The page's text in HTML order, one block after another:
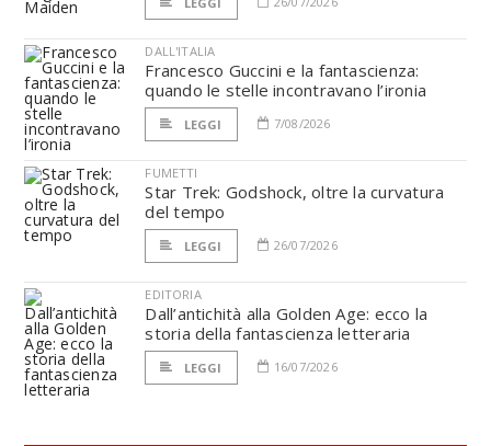
DALL'ITALIA
Francesco Guccini e la fantascienza:
quando le stelle incontravano l’ironia
LEGGI 7/08/2026
FUMETTI
Star Trek: Godshock, oltre la curvatura
del tempo
LEGGI 26/07/2026
EDITORIA
Dall’antichità alla Golden Age: ecco la
storia della fantascienza letteraria
LEGGI 16/07/2026